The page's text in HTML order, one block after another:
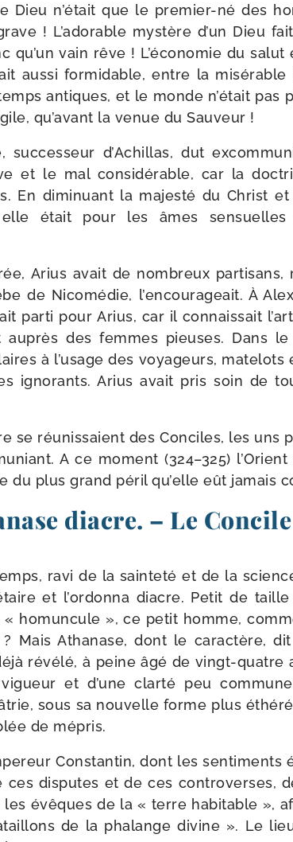
Dieu n’était que le premier-​né des
! L’adorable mys­tère d’un Dieu
qu’un vain rêve ! L’économie du
aus­si for­mi­dable, entre la misé­rable
antiques, et le monde n’était
qu’avant la venue du Sauveur !
suc­ces­seur d’Achillas, dut
et le mal consi­dé­rable, car la
En dimi­nuant la majes­té du Christ
était pour les âmes
Arius avait de nom­breux
de Nicomédie, l’encourageait. À
par­ti pour Arius, car il connais­sait
auprès des femmes pieuses. Dans
à l’usage des voya­geurs,
igno­rants. Arius avait pris soin de
se réunis­saient des Conciles, les uns
A ce moment (324–325)
du plus grand péril qu’elle eût jamais
diacre. – Le
ravi de la sain­te­té et de la
et l’or­don­na diacre. Petit de
homun­cule », ce petit homme,
? Mais Athanase, dont le carac­tère,
révé­lé, à peine âgé de vingt-​quatre
vigueur et d’une clar­té peu
sous sa nou­velle forme plus
de mépris.
Constantin, dont les
ces dis­putes et de ces contro­verses,
évêques de la « terre habi­table »,
de la pha­lange divine ». Le